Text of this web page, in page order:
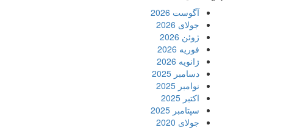
آگوست 2026
جولای 2026
ژوئن 2026
فوریه 2026
ژانویه 2026
دسامبر 2025
نوامبر 2025
اکتبر 2025
سپتامبر 2025
جولای 2020